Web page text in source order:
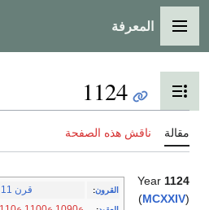
القائمة الرئيسية
المعرفة
تبديل عرض جدول المحتويات
1124
مقالة ناقش هذه الصفحة
القرون: قرن 11
Year 1124
(MCXXIV)